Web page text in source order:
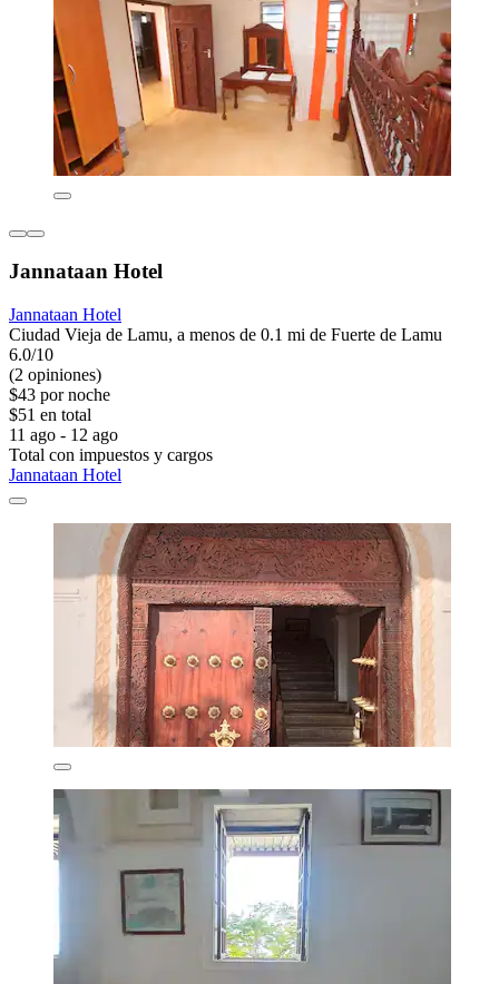
Jannataan Hotel
Jannataan Hotel
Ciudad Vieja de Lamu, a menos de 0.1 mi de Fuerte de Lamu
6.0/10
(2 opiniones)
$43 por noche
$51 en total
11 ago - 12 ago
Total con impuestos y cargos
Jannataan Hotel